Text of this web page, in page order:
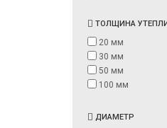
ТОЛЩИНА
20 мм
30 мм
50 мм
100 мм
ДИАМЕТР